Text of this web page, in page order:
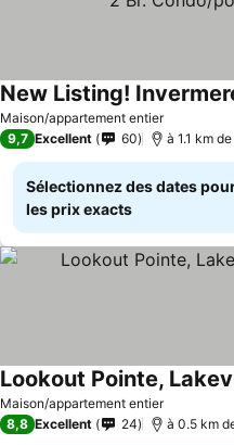
Maison/appartement entier
Consulter les prix
9,7 Excellent 60 à 1.1 km
Sélectionnez des dates
les prix exacts
Maison/appartement entier
Lookout Pointe,
8,8 Excellent 24 à 0.5 km